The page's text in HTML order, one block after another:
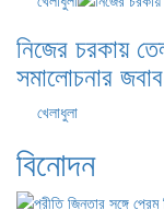
নিজের চরকায়
সমালোচনার
খেলাধুলা
বিনোদন